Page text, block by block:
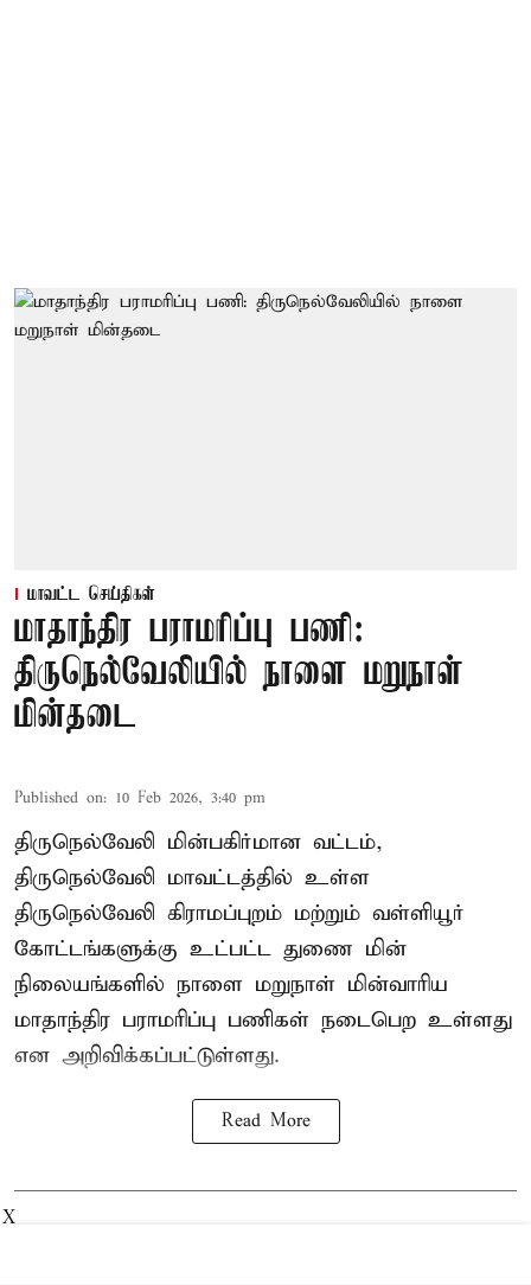
மாவட்ட செய்திகள்
மாதாந்திர பராமரிப்பு பணி:
திருநெல்வேலியில் நாளை மறுநாள்
மின்தடை
Published on: 10 Feb 2026, 3:40 pm
திருநெல்வேலி மின்பகிர்மான வட்டம்,
திருநெல்வேலி மாவட்டத்தில் உள்ள
திருநெல்வேலி கிராமப்புறம் மற்றும் வள்ளியூர்
கோட்டங்களுக்கு உட்பட்ட துணை மின்
நிலையங்களில் நாளை மறுநாள் மின்வாரிய
மாதாந்திர பராமரிப்பு பணிகள் நடைபெற உள்ளது
என அறிவிக்கப்பட்டுள்ளது.
Read More
X